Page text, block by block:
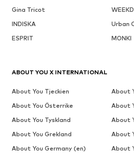
Gina Tricot
INDISKA
Urban
ESPRIT
MONKI
ABOUT YOU X INTERNATIONAL
About You Tjeckien
About
About You Österrike
About
About You Tyskland
About
About You Grekland
About
About You Germany (en)
About